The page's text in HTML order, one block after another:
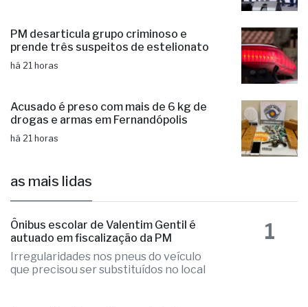
PM desarticula grupo criminoso e
prende três suspeitos de estelionato
há 21 horas
Acusado é preso com mais de 6 kg de
drogas e armas em Fernandópolis
há 21 horas
as mais lidas
Ônibus escolar de Valentim Gentil é
autuado em fiscalização da PM
Irregularidades nos pneus do veículo
que precisou ser substituídos no local
1